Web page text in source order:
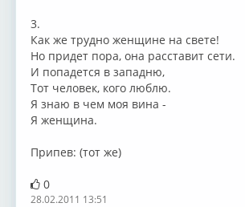
3.
Как же трудно женщине на свете!
Но придет пора, она расставит сети.
И попадется в западню,
Тот человек, кого люблю.
Я знаю в чем моя вина -
Я женщина.
Припев: (тот же)
0
28.02.2011 13:51